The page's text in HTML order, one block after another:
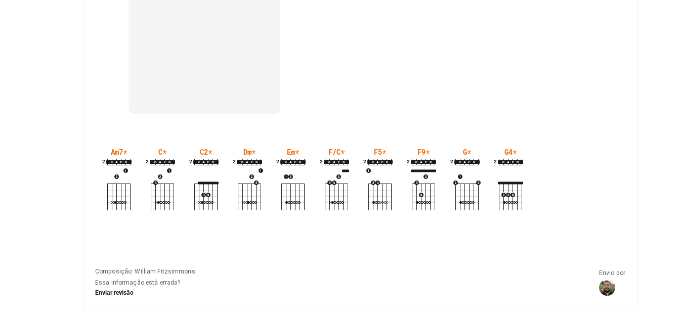
Am7*
2
C*
2
C2*
2
Dm*
2
Em*
2
F/C*
2
F5*
2
F9*
2
G*
2
G4*
2
Composição:William Fitzsimmons
Essa informação está errada?
Enviar revisão
Envio por